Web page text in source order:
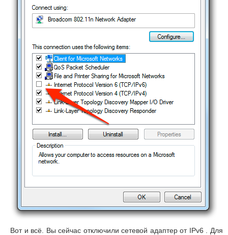
Вот и всё. Вы сейчас отключили сетевой адаптер от IPv6 . Для